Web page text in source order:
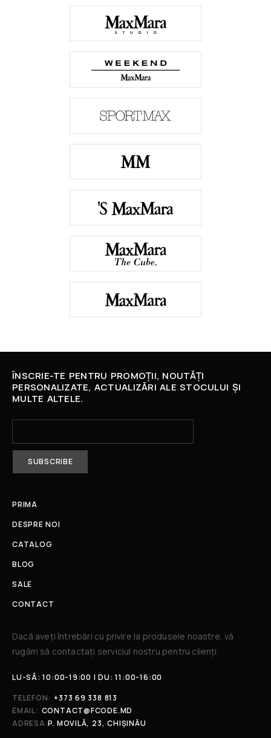
ÎNSCRIE-TE PENTRU PROMOȚII, NOUTĂȚI
PERSONALIZATE, ACTUALIZĂRI ALE STOCULUI ȘI
MULTE ALTELE.
PRIMA
DESPRE NOI
CATALOG
BLOG
SALE
CONTACT
Dacă aveți întrebări cu privire la produsele noastre, vă
rugăm să contactați serviciul nostru pentru clienți.​
LU-SÂ: 10:00-19:00 | DU: 11:00-16:00
TELEFON: +373 69 338 813
EMAIL: CONTACT@FCODE.MD
ADRESA:P. MOVILĂ, 23, CHIȘINĂU